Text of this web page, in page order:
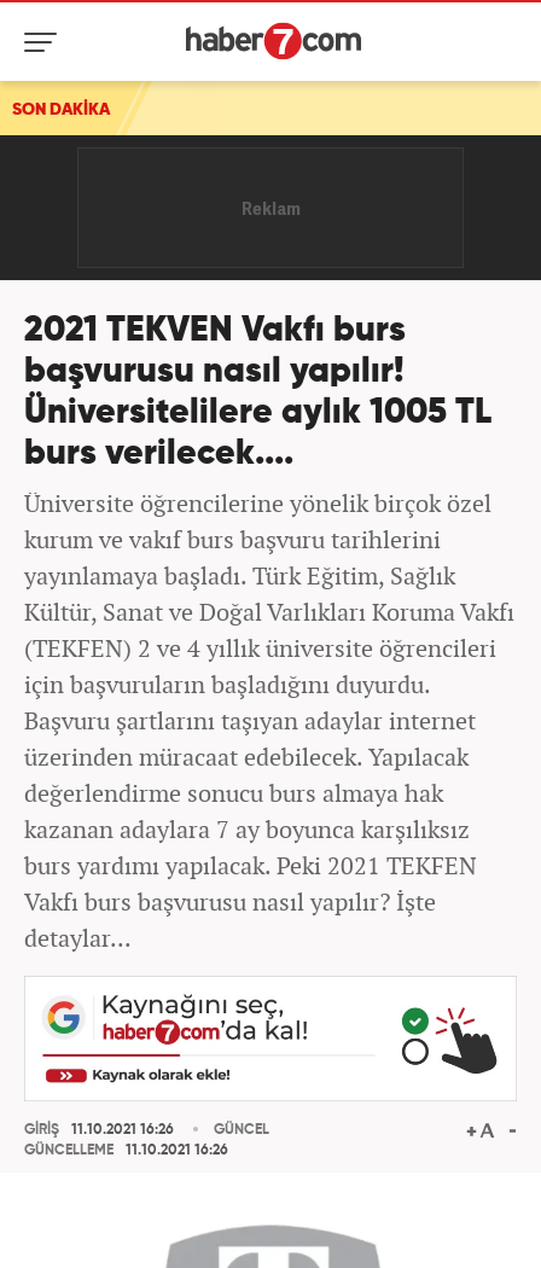
SON DAKİKA
2021 TEKVEN Vakfı burs
başvurusu nasıl yapılır!
Üniversitelilere aylık 1005 TL
burs verilecek....
Üniversite öğrencilerine yönelik birçok özel
kurum ve vakıf burs başvuru tarihlerini
yayınlamaya başladı. Türk Eğitim, Sağlık
Kültür, Sanat ve Doğal Varlıkları Koruma Vakfı
(TEKFEN) 2 ve 4 yıllık üniversite öğrencileri
için başvuruların başladığını duyurdu.
Başvuru şartlarını taşıyan adaylar internet
üzerinden müracaat edebilecek. Yapılacak
değerlendirme sonucu burs almaya hak
kazanan adaylara 7 ay boyunca karşılıksız
burs yardımı yapılacak. Peki 2021 TEKFEN
Vakfı burs başvurusu nasıl yapılır? İşte
detaylar...
GİRİŞ
11.10.2021 16:26
GÜNCELLEME
11.10.2021 16:26
GÜNCEL